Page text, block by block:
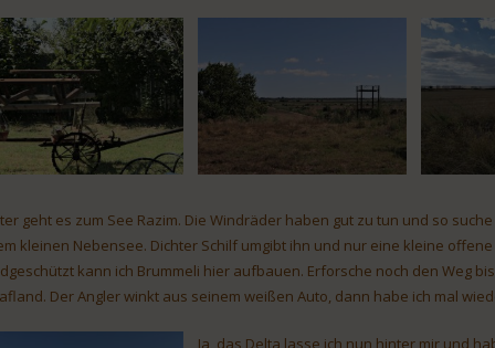
geht es zum See Razim. Die Windräder haben gut zu tun und so
kleinen Nebensee. Dichter Schilf umgibt ihn und nur eine kleine
kann ich Brummeli hier aufbauen. Erforsche noch den Weg
Der Angler winkt aus seinem weißen Auto, dann habe ich mal
Ja, das Delta lasse ich nun hinter mir und